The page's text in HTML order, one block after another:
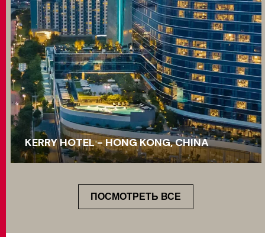
KERRY HOTEL - HONG KONG, CHINA
ПОСМОТРЕТЬ ВСЕ